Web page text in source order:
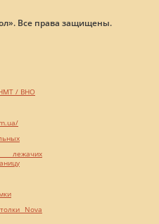
Все права защищены.
НМТ / ВНО
лежачих
Nova